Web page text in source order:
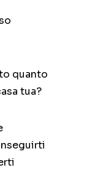
quanto
tua?